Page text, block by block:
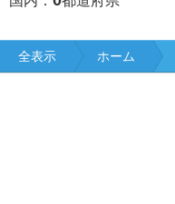
全表示 ホーム